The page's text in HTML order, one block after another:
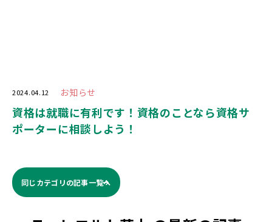
2024.04.12 お知らせ
資格は就職に有利です！資格のことなら資格サ
ポーターに相談しよう！
同じカテゴリの記事⼀覧へ